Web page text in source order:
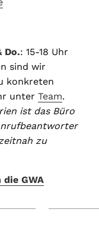
Do.: 15-18 Uhr
sind wir
konkreten
unter Team.
ist das Büro
zu
GWA